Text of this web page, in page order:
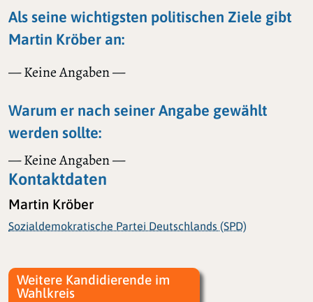
Als seine wichtigsten politischen Ziele gibt
Martin Kröber an:
— Keine Angaben —
Warum er nach seiner Angabe gewählt
werden sollte:
— Keine Angaben —
Kontaktdaten
Martin Kröber
Sozialdemokratische Partei Deutschlands (SPD)
Weitere Kandidierende im
Wahlkreis